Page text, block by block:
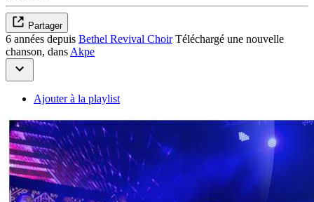
Partager
6 années depuis Bethel Revival ChoirTéléchargé une nouvelle
chanson, dans Akpe
Ajouter à la playlist